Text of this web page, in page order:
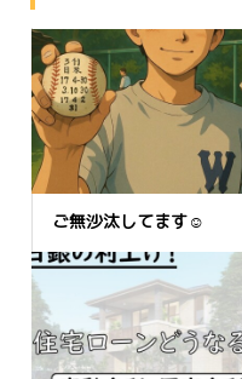
ご無沙汰してます☺